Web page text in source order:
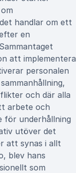
handlar om ett
en
att implementera
personalen
och där alla
arbete och
för underhållning
utöver det
att synas i allt
blev hans
som